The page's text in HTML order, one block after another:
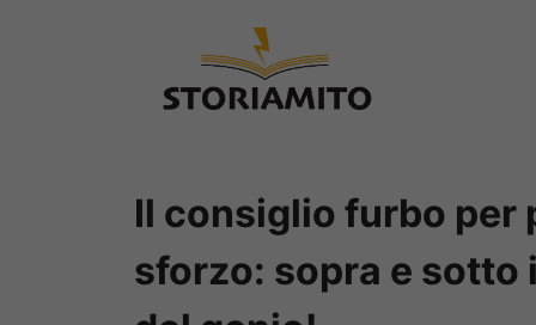
Il consiglio furbo per
sforzo: sopra e sotto